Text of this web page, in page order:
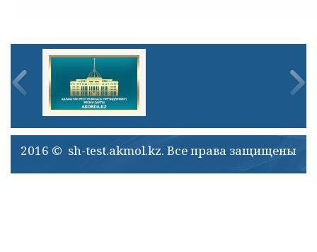
2016 © sh-test.akmol.kz. Все права защищены